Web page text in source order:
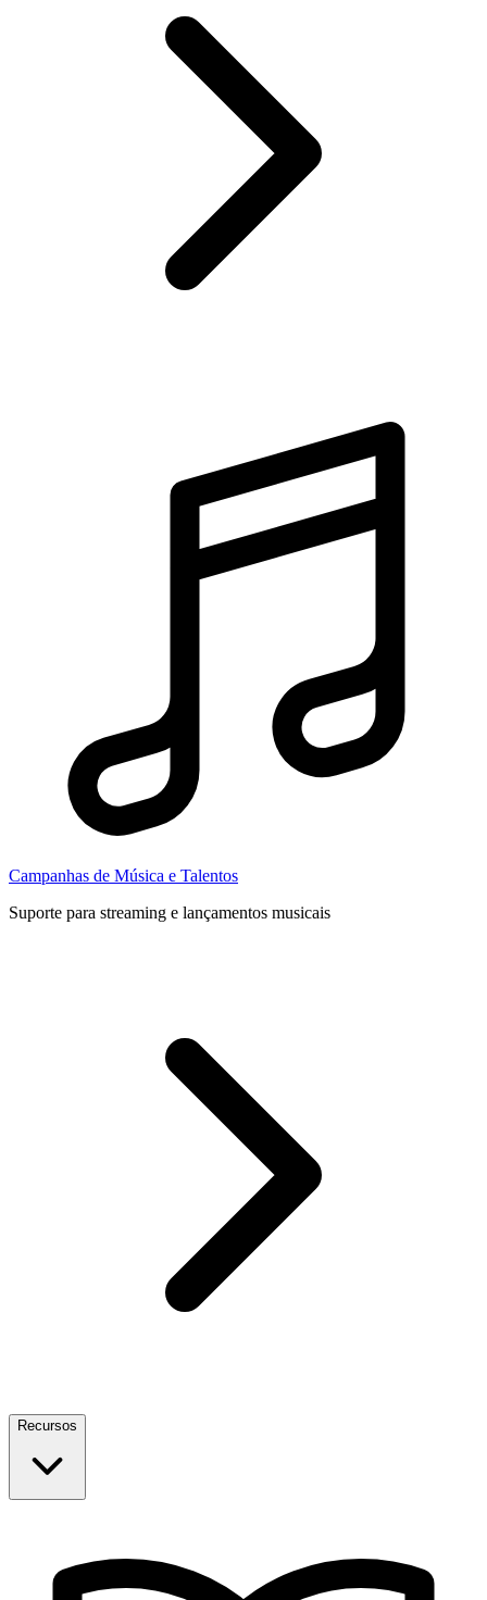
Campanhas de Música e Talentos
Suporte para streaming e lançamentos musicais
Recursos